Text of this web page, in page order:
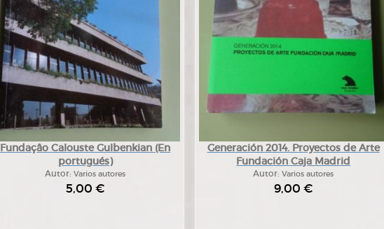
Fundaçâo Calouste Gulbenkian (En
portugués)
Autor:Varios autores
5,00 €
Generación 2014. Proyectos de Arte
Fundación Caja Madrid
Autor:Varios autores
9,00 €